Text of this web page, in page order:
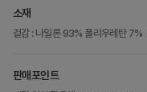
소재
겉감 : 나일론 93% 폴리우레탄 7%
판매포인트